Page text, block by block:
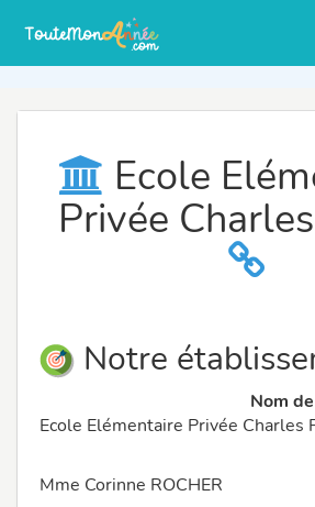
Ecole
Privée
Notre
Nom
Ecole Elémentaire Privée Charles
Mme Corinne ROCHER